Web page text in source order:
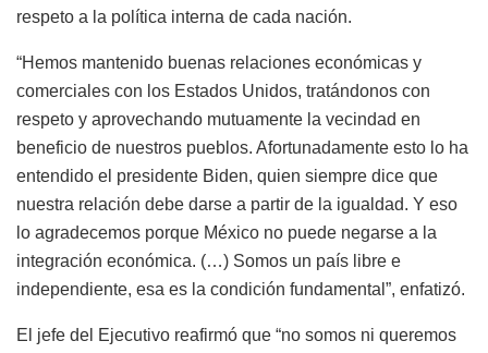
respeto a la política interna de cada nación.
“Hemos mantenido buenas relaciones económicas y
comerciales con los Estados Unidos, tratándonos con
respeto y aprovechando mutuamente la vecindad en
beneficio de nuestros pueblos. Afortunadamente esto lo ha
entendido el presidente Biden, quien siempre dice que
nuestra relación debe darse a partir de la igualdad. Y eso
lo agradecemos porque México no puede negarse a la
integración económica. (…) Somos un país libre e
independiente, esa es la condición fundamental”, enfatizó.
El jefe del Ejecutivo reafirmó que “no somos ni queremos